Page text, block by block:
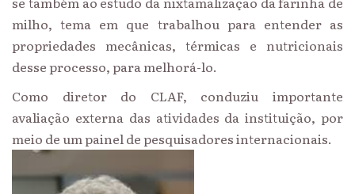
milho, tema em que trabalhou para entender as
propriedades mecânicas, térmicas e nutricionais
desse processo, para melhorá-lo.
Como diretor do CLAF, conduziu importante
avaliação externa das atividades da instituição, por
meio de um painel de pesquisadores internacionais.